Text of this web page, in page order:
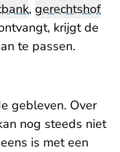
, gerechtshof
krijgt de
te passen.
gebleven. Over
nog steeds niet
is met een